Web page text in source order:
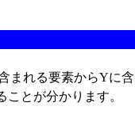
れる要素からYに
ことが分かります。